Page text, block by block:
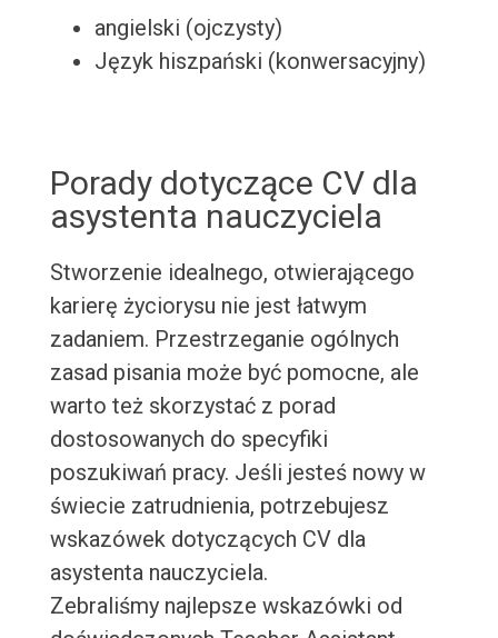
angielski (ojczysty)
Język hiszpański (konwersacyjny)
Porady dotyczące CV dla
asystenta nauczyciela
Stworzenie idealnego, otwierającego
karierę życiorysu nie jest łatwym
zadaniem. Przestrzeganie ogólnych
zasad pisania może być pomocne, ale
warto też skorzystać z porad
dostosowanych do specyfiki
poszukiwań pracy. Jeśli jesteś nowy w
świecie zatrudnienia, potrzebujesz
wskazówek dotyczących CV dla
asystenta nauczyciela.
Zebraliśmy najlepsze wskazówki od